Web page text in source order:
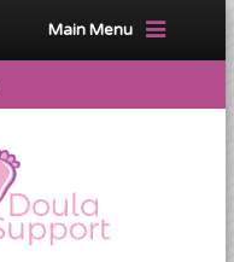
Main Menu